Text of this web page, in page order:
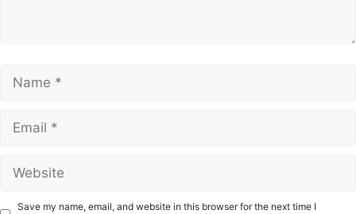
Save my name, email, and website in this browser for the next time I